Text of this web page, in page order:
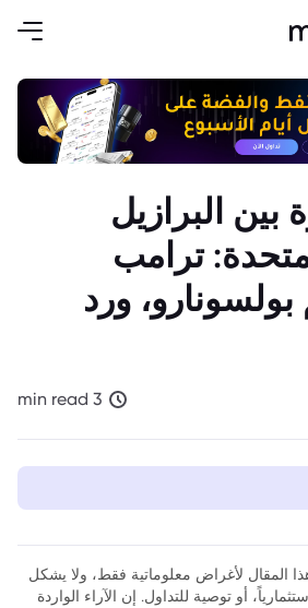
بين البرازيل
ترامب
ورد
3 min read
المقال لأغراض معلوماتية فقط، ولا يشكل
أو توصية للتداول. إن الآراء الواردة